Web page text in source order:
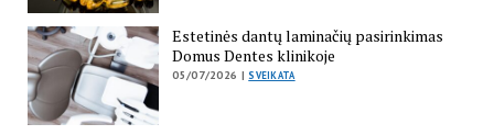
Estetinės dantų laminačių pasirinkimas
Domus Dentes klinikoje
05/07/2026 |SVEIKATA